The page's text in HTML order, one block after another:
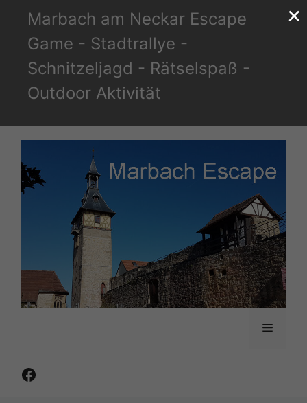
Inhalt
springen
Marbach am Neckar Escape
Game - Stadtrallye -
Schnitzeljagd - Rätselspaß -
Outdoor Aktivität
Menü
Facebook
×